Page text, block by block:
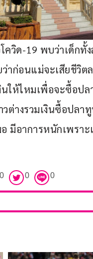
ควิด-19 พบว่าเด็กทั้
าก่อนแม่จะเสียชีวิต
ให้ไหมเพื่อจะซื้อป
ต่างรวมเงินซื้อปล
มีอาการหนักเพรา
0 0 0